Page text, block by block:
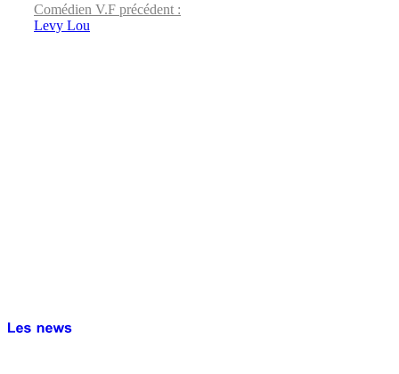
Comédien V.F précédent :
Levy Lou